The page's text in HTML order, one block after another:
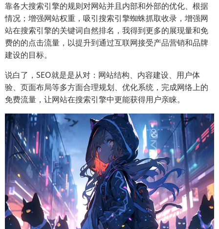
靠各大搜索引擎的规则对网站并且内部和外部的优化、根据
情况；增强网站权重，吸引搜索引擎蜘蛛抓取收录，增强网
站在搜索引擎的关键词自然排名，我得到更多的展现量和免
费的的点击流量，以提升到通过互联网接受产品营销和品牌
建设的目标。
说白了，SEO就是是从对：网站结构、内容建设、用户体
验、页面布局等多方面合理规划、优化系统，完成网络上的
免费流量，让网站在搜索引擎中更能获得用户亲睐。